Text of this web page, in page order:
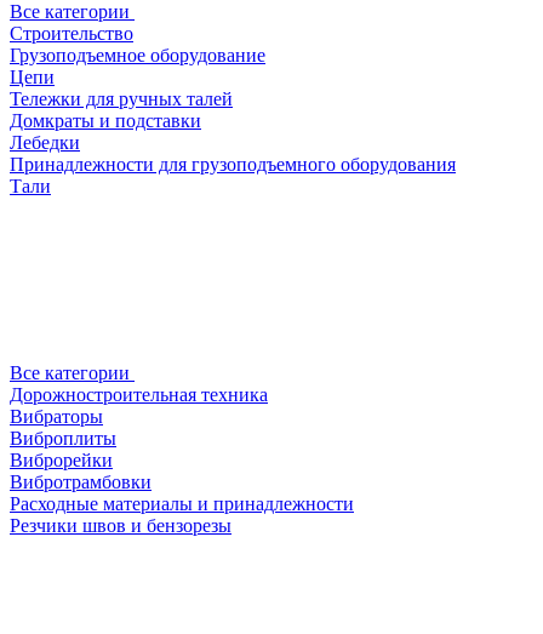
Все категории
Строительство
Грузоподъемное оборудование
Цепи
Тележки для ручных талей
Домкраты и подставки
Лебедки
Принадлежности для грузоподъемного оборудования
Тали
Все категории
Дорожностроительная техника
Вибраторы
Виброплиты
Виброрейки
Вибротрамбовки
Расходные материалы и принадлежности
Резчики швов и бензорезы